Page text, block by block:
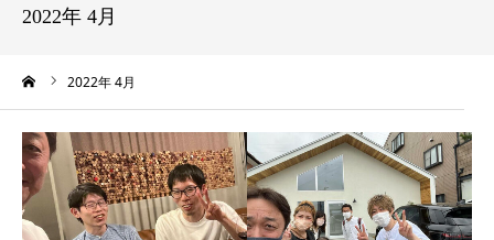
2022年 4月
2022年 4月
NEWS
BLOG